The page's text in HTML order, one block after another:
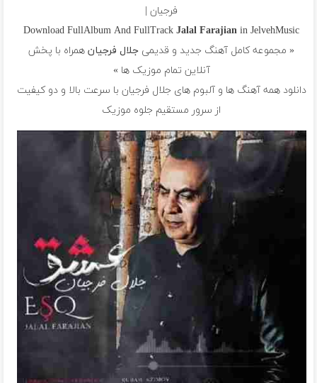
فرجیان |
Download FullAlbum And FullTrackJalal Farajianin JelvehMusic
« مجموعه کامل آهنگ جدید و قدیمی جلال فرجیانهمراه با پخش
آنلاین تمام موزیک ها »
دانلود همه آهنگ ها و آلبوم های جلال فرجیان با سرعت بالا و دو کیفیت
از سرور مستقیم جلوه موزیک